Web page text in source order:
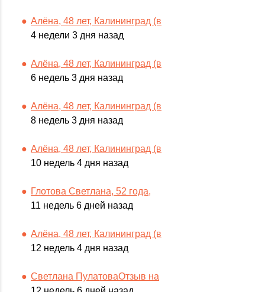
Алёна, 48 лет, Калининград (в
4 недели 3 дня назад
Алёна, 48 лет, Калининград (в
6 недель 3 дня назад
Алёна, 48 лет, Калининград (в
8 недель 3 дня назад
Алёна, 48 лет, Калининград (в
10 недель 4 дня назад
Глотова Светлана, 52 года,
11 недель 6 дней назад
Алёна, 48 лет, Калининград (в
12 недель 4 дня назад
Светлана ПулатоваОтзыв на